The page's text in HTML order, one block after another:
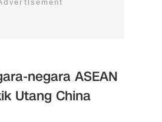
negara ASEAN
Utang China